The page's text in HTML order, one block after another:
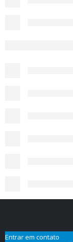
Entrar em contato